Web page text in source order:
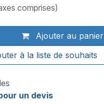
comprises)
Ajouter au panier
à la liste de souhaits
un devis